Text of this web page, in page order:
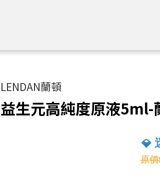
LENDAN蘭頓
益生元高純度原液5ml-
💎
原